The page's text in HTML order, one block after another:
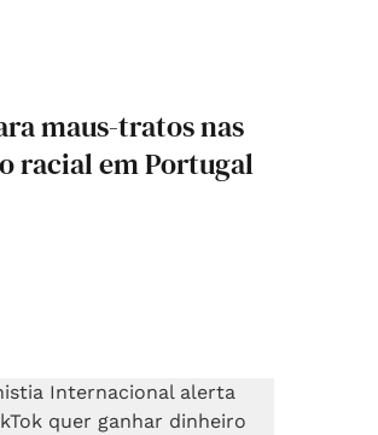
maus-tratos nas
racial em Portugal